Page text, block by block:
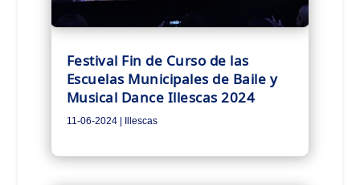
Festival Fin de Curso de las
Escuelas Municipales de Baile y
Musical Dance Illescas 2024
11-06-2024| Illescas